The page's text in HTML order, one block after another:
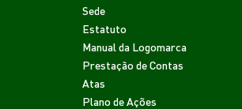
Sede
Estatuto
Manual da Logomarca
Prestação de Contas
Atas
Plano de Ações